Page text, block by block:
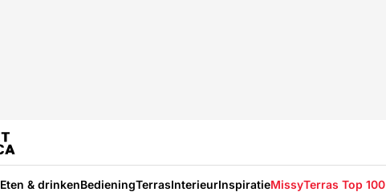
Eten & drinkenBedieningTerrasInterieurInspiratieMissyTerras Top 100